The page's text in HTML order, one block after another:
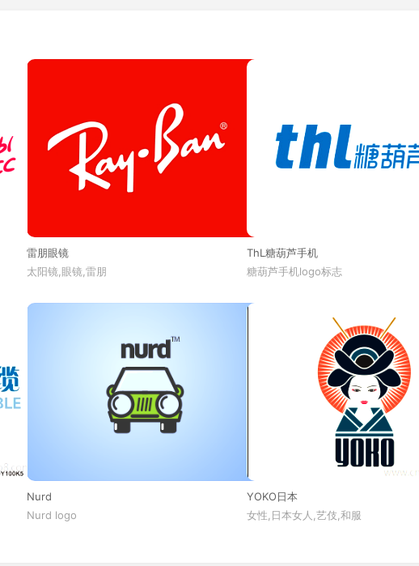
雷朋眼镜
太阳镜,眼镜,雷朋
ThL糖葫芦手机
糖葫芦手机logo标志
Nurd
Nurd logo
YOKO日本
女性,日本女人,艺伎,和服